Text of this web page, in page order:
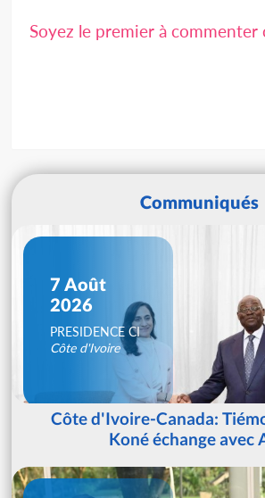
Soyez le premier à commenter
Communiqués
7 Août
2026
PRESIDENCE CI
Côte d'Ivoire
Côte d'Ivoire-Canada:
Koné échange avec